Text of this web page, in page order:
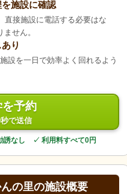
施設に確認
直接施設に電話する必要はな
せん。
り
設を一日で効率よく回れるよう
予約
で送信
なし ✓ 利用料すべて0円
の里の施設概要